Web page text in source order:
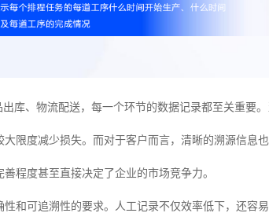
库、物流配送，每一个环节的数据记录都至关重要
限度减少损失。而对于客户而言，清晰的溯源信息
程度甚至直接决定了企业的市场竞争力。
和可追溯性的要求。人工记录不仅效率低下，还容